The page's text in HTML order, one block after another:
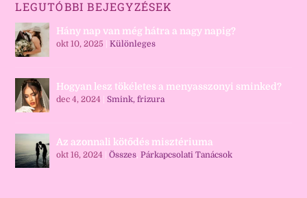
LEGUTÓBBI BEJEGYZÉSEK
Hány nap van még hátra a nagy napig?
okt 10, 2025 |Különleges
Hogyan lesz tökéletes a menyasszonyi sminked?
dec 4, 2024 |Smink, frizura
Az azonnali kötődés misztériuma
okt 16, 2024 |Összes,Párkapcsolati Tanácsok